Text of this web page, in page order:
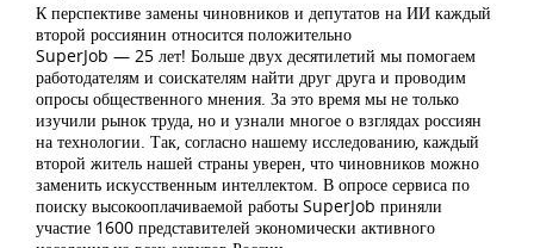
К перспективе замены чиновников и депутатов на ИИ каждый
второй россиянин относится положительно
SuperJob — 25 лет! Больше двух десятилетий мы помогаем
работодателям и соискателям найти друг друга и проводим
опросы общественного мнения. За это время мы не только
изучили рынок труда, но и узнали многое о взглядах россиян
на технологии. Так, согласно нашему исследованию, каждый
второй житель нашей страны уверен, что чиновников можно
заменить искусственным интеллектом. В опросе сервиса по
поиску высокооплачиваемой работы SuperJob приняли
участие 1600 представителей экономически активного